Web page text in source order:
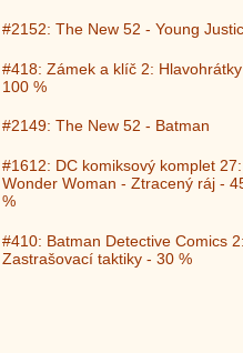
#2152: The New 52 - Young
#418: Zámek a klíč 2:
100 %
#2149: The New 52 - Batman
#1612: DC komiksový komplet 27:
Wonder Woman - Ztracený ráj -
%
#410: Batman Detective Comics 2:
Zastrašovací taktiky - 30 %